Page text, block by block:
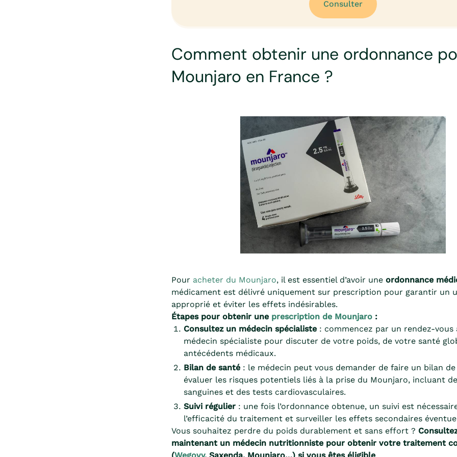
Consulter
Comment obtenir une ordonnance
Mounjaro en France ?
Pour acheter du Mounjaro, il est essentiel d’avoir une ordonnance
médicament est délivré uniquement sur prescription pour garantir un
approprié et éviter les effets indésirables.
Étapes pour obtenir une prescription de Mounjaro :
Consultez un médecin spécialiste : commencez par un rendez-vous
médecin spécialiste pour discuter de votre poids, de votre santé
antécédents médicaux.
Bilan de santé : le médecin peut vous demander de faire un bilan
évaluer les risques potentiels liés à la prise du Mounjaro, incluant
sanguines et des tests cardiovasculaires.
Suivi régulier : une fois l’ordonnance obtenue, un suivi est
l’efficacité du traitement et surveiller les effets secondaires
Vous souhaitez perdre du poids durablement et sans effort ?
maintenant un médecin nutritionniste pour obtenir votre traitement